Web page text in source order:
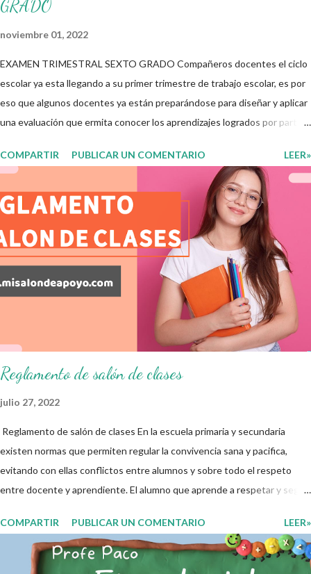
GRADO
noviembre 01, 2022
EXAMEN TRIMESTRAL SEXTO GRADO Compañeros docentes el ciclo
escolar ya esta llegando a su primer trimestre de trabajo escolar, es por
eso que algunos docentes ya están preparándose para diseñar y aplicar
una evaluación que ermita conocer los aprendizajes logrados por parte
para evaluar las diferentes asignaturas que sus alumnos cursaron
durante este ciclo escolar, permitiendo obtener un mayor panorama de
los aprendizajes claves que sus nuevos aprendientes ya lograron
alcanzar y de aquellos que aun necesitan consolidar. Esto con la
finalidad de que elaboramos un plan de intervención adecuado para
atender las necesidades que nuestro grupo requiera de acuerdo a los
resultados del examen trimestral que apliquemos. Sin mas que decir les
damos las gracias para seguir apoyándonos en este nuevo blog
educativo y gracias por su preferencia. Recuerden que todo material
COMPARTIR PUBLICAR UN COMENTARIO LEER»
Reglamento de salón de clases
julio 27, 2022
Reglamento de salón de clases En la escuela primaria y secundaria
existen normas que permiten regular la convivencia sana y pacifica,
evitando con ellas conflictos entre alumnos y sobre todo el respeto
entre docente y aprendiente. El alumno que aprende a respetar y seguir
entiende las consecuencias de sus acciones, es por eso que el objetivo
fundamental de las normas de clases o reglamento de aula buscan
formar aprendientes que desde pequeños, entiendan, analizan y
COMPARTIR PUBLICAR UN COMENTARIO LEER»